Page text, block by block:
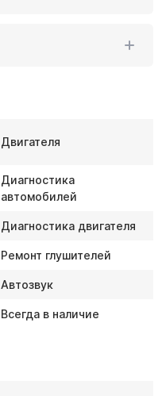
Двигателя
Диагностика
автомобилей
Диагностика двигателя
Ремонт глушителей
Автозвук
Всегда в наличие